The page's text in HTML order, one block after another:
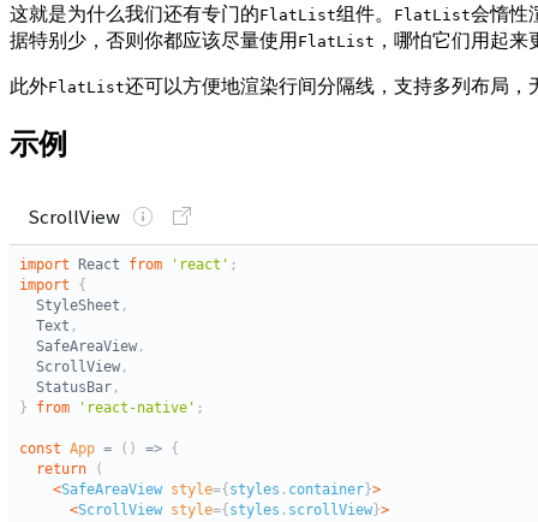
这就是为什么我们还有专门的FlatList组件。 FlatList会惰性
据特别少，否则你都应该尽量使用FlatList ，哪怕它们用起来
此外FlatList还可以方便地渲染行间分隔线，支持多列布局，
示例